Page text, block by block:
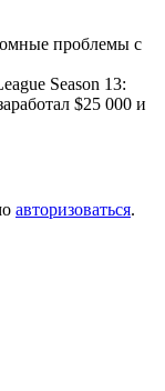
Season 13:
$25 000 и
авторизоваться.